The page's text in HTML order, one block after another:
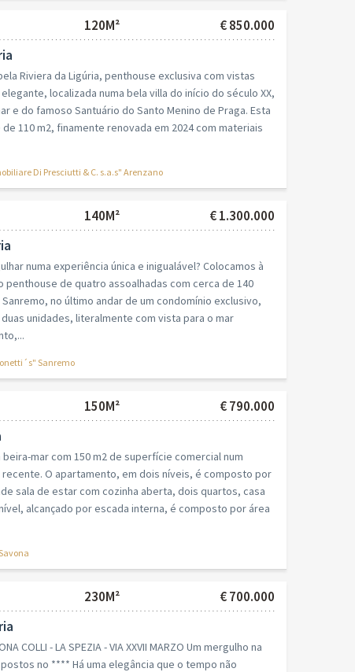
120M²
€ 850.000
Riviera da Ligúria, penthouse exclusiva com vistas
localizada numa bela villa do início do século XX,
e do famoso Santuário do Santo Menino de Praga. Esta
110 m2, finamente renovada em 2024 com materiais
Di Presciutti & C. s.a.s" Arenzano
140M²
€ 1.300.000
numa experiência única e inigualável? Colocamos à
penthouse de quatro assoalhadas com cerca de 140
no último andar de um condomínio exclusivo,
unidades, literalmente com vista para o mar
Sanremo
150M²
€ 790.000
mar com 150 m2 de superfície comercial num
O apartamento, em dois níveis, é composto por
sala de estar com cozinha aberta, dois quartos, casa
alcançado por escada interna, é composto por área
230M²
€ 700.000
COLLI - LA SPEZIA - VIA XXVII MARZO Um mergulho na
no **** Há uma elegância que o tempo não